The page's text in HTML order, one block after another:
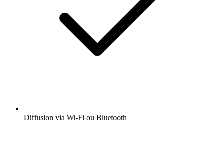
Diffusion via Wi-Fi ou Bluetooth